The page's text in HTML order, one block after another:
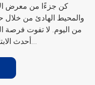
كن جزءًا من معرض
والمحيط الهادئ من